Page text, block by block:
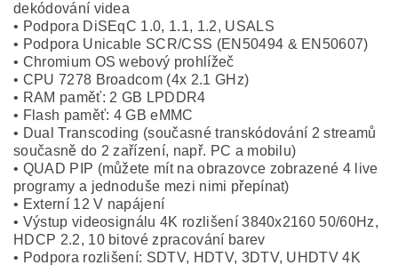
dekódování videa
• Podpora DiSEqC 1.0, 1.1, 1.2, USALS
• Podpora Unicable SCR/CSS (EN50494 & EN50607)
• Chromium OS webový prohlížeč
• CPU 7278 Broadcom (4x 2.1 GHz)
• RAM paměť: 2 GB LPDDR4
• Flash paměť: 4 GB eMMC
• Dual Transcoding (současné transkódování 2 streamů
současně do 2 zařízení, např. PC a mobilu)
• QUAD PIP (můžete mít na obrazovce zobrazené 4 live
programy a jednoduše mezi nimi přepínat)
• Externí 12 V napájení
• Výstup videosignálu 4K rozlišení 3840x2160 50/60Hz,
HDCP 2.2, 10 bitové zpracování barev
• Podpora rozlišení: SDTV, HDTV, 3DTV, UHDTV 4K